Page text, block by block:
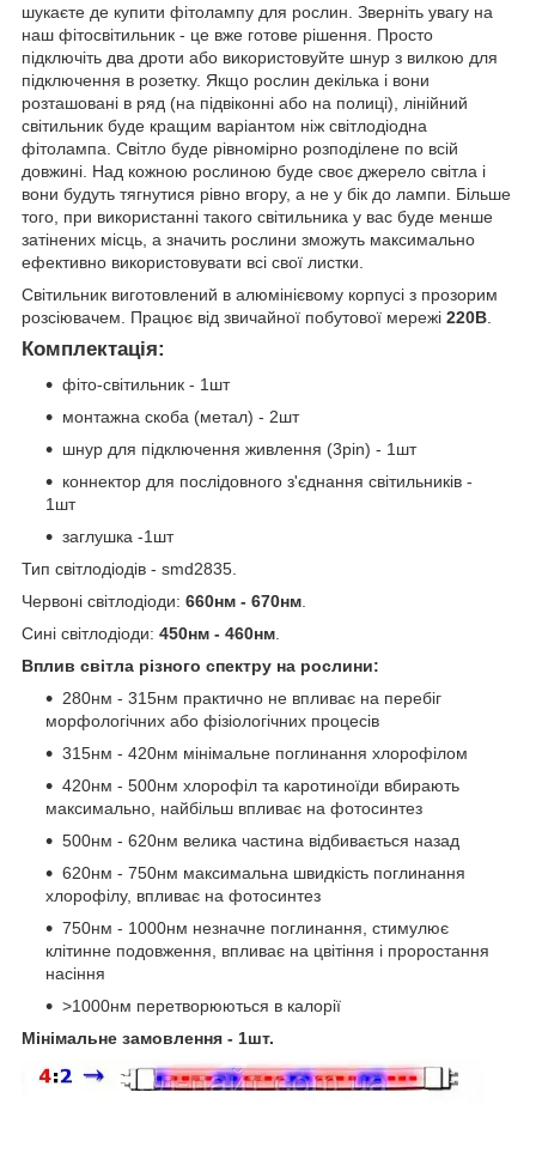
шукаєте де купити фітолампу для рослин. Зверніть увагу на
наш фітосвітильник - це вже готове рішення. Просто
підключіть два дроти або використовуйте шнур з вилкою для
підключення в розетку. Якщо рослин декілька і вони
розташовані в ряд (на підвіконні або на полиці), лінійний
світильник буде кращим варіантом ніж світлодіодна
фітолампа. Світло буде рівномірно розподілене по всій
довжині. Над кожною рослиною буде своє джерело світла і
вони будуть тягнутися рівно вгору, а не у бік до лампи. Більше
того, при використанні такого світильника у вас буде менше
затінених місць, а значить рослини зможуть максимально
ефективно використовувати всі свої листки.
Світильник виготовлений в алюмінієвому корпусі з прозорим
розсіювачем. Працює від звичайної побутової мережі 220В
Комплектація:
фіто-світильник - 1шт
монтажна скоба (метал) - 2шт
шнур для підключення живлення (3pin) - 1шт
коннектор для послідовного з'єднання світильників -
1шт
заглушка -1шт
Тип світлодіодів - smd2835.
Червоні світлодіоди: 660нм - 670нм.
Сині світлодіоди: 450нм - 460нм.
Вплив світла різного спектру на рослини:
280нм - 315нм практично не впливає на перебіг
морфологічних або фізіологічних процесів
315нм - 420нм мінімальне поглинання хлорофілом
420нм - 500нм хлорофіл та каротиноїди вбирають
максимально, найбільш впливає на фотосинтез
500нм - 620нм велика частина відбивається назад
620нм - 750нм максимальна швидкість поглинання
хлорофілу, впливає на фотосинтез
750нм - 1000нм незначне поглинання, стимулює
клітинне подовження, впливає на цвітіння і проростання
насіння
>1000нм перетворюються в калорії
Мінімальне замовлення - 1шт.